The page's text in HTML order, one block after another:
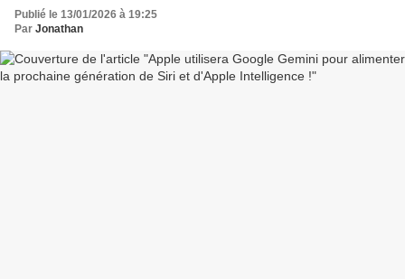
Publié le 13/01/2026 à 19:25
Par Jonathan